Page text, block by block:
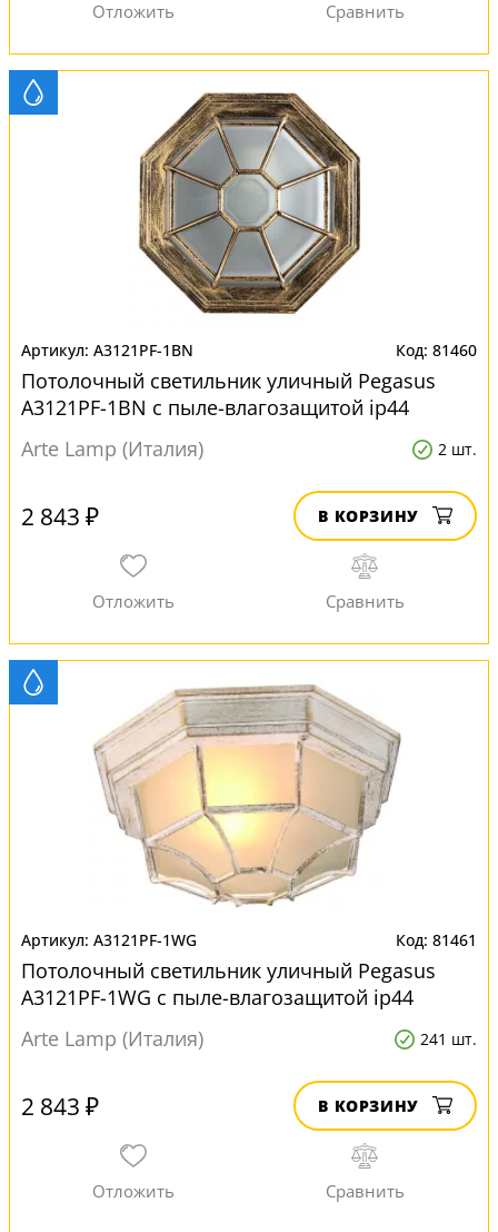
A3121PF-1BN 81460
Потолочный светильник уличный Pegasus
A3121PF-1BN с пыле-влагозащитой ip44
Arte Lamp (Италия)
2 шт.
2 843 ₽ В КОРЗИНУ
A3121PF-1WG 81461
Потолочный светильник уличный Pegasus
A3121PF-1WG с пыле-влагозащитой ip44
Arte Lamp (Италия)
241 шт.
2 843 ₽ В КОРЗИНУ